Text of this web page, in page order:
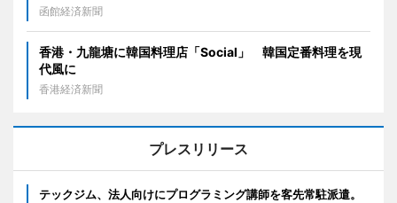
函館経済新聞
香港・九龍塘に韓国料理店「Social」 韓国定番料理を現
代風に
香港経済新聞
プレスリリース
テックジム、法人向けにプログラミング講師を客先常駐派遣。